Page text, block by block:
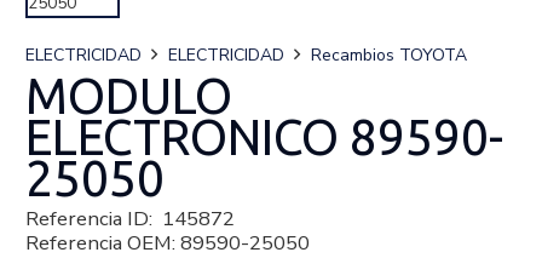
ELECTRICIDAD ELECTRICIDAD Recambios TOYOTA
MODULO
ELECTRONICO 89590-
25050
Referencia ID: 145872
Referencia OEM: 89590-25050